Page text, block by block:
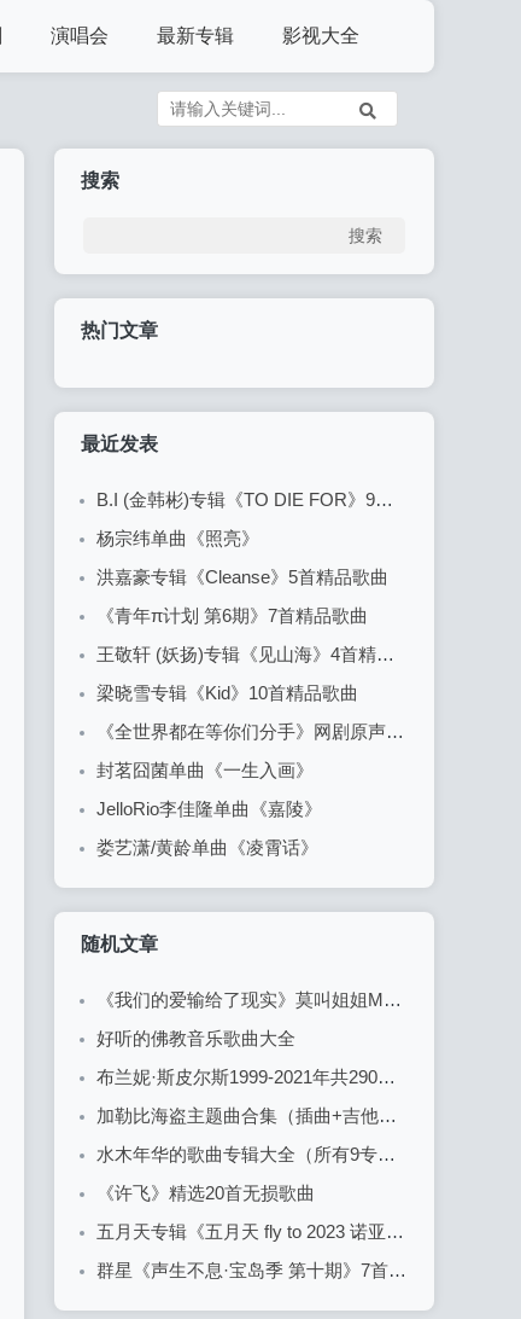
演唱会 最新专辑 影视大全
搜索
热门文章
最近发表
B.I (金韩彬)专辑《TO DIE FOR》9首精品歌曲
杨宗纬单曲《照亮》
洪嘉豪专辑《Cleanse》5首精品歌曲
《青年π计划 第6期》7首精品歌曲
王敬轩 (妖扬)专辑《见山海》4首精品歌曲
梁晓雪专辑《Kid》10首精品歌曲
《全世界都在等你们分手》网剧原声音乐专辑-5首精品歌曲+20首配乐
封茗囧菌单曲《一生入画》
JelloRio李佳隆单曲《嘉陵》
娄艺潇/黄龄单曲《凌霄话》
随机文章
《我们的爱输给了现实》莫叫姐姐MP3歌曲
好听的佛教音乐歌曲大全
布兰妮·斯皮尔斯1999-2021年共290首大全
加勒比海盗主题曲合集（插曲+吉他谱+背景音乐）
水木年华的歌曲专辑大全（所有9专辑10CD合集）
《许飞》精选20首无损歌曲
五月天专辑《五月天 fly to 2023 诺亚方舟十周年线上特别版 LIVE》10首精品无损歌曲
群星《声生不息·宝岛季 第十期》7首精品歌曲